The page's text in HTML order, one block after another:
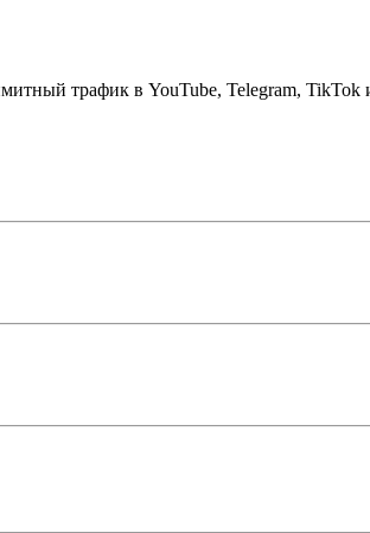
трафик в YouTube, Telegram,